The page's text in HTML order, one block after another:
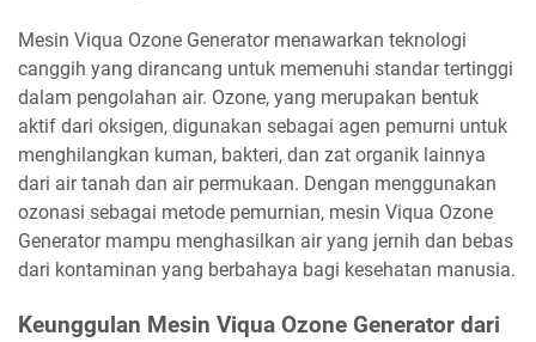
Mesin Viqua Ozone Generator menawarkan teknologi
canggih yang dirancang untuk memenuhi standar tertinggi
dalam pengolahan air. Ozone, yang merupakan bentuk
aktif dari oksigen, digunakan sebagai agen pemurni untuk
menghilangkan kuman, bakteri, dan zat organik lainnya
dari air tanah dan air permukaan. Dengan menggunakan
ozonasi sebagai metode pemurnian, mesin Viqua Ozone
Generator mampu menghasilkan air yang jernih dan bebas
dari kontaminan yang berbahaya bagi kesehatan manusia.
Keunggulan Mesin Viqua Ozone Generator dari